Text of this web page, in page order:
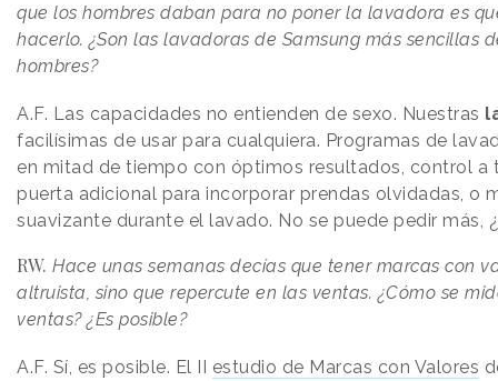
que los hombres daban para no poner la lavadora es
hacerlo. ¿Son las lavadoras de Samsung más sencillas
hombres?
A.F. L as capacidades no entienden de sexo. Nuestras
facilísimas de usar para cualquiera. Programas de
en mitad de tiempo con óptimos resultados, control a
puerta adicional para incorporar prendas olvidadas, o
suavizante durante el lavado. No se puede pedir más,
RW. Hace unas semanas decías que tener marcas con
altruista, sino que repercute en las ventas. ¿Cómo se
ventas? ¿Es posible?
A.F. Sí, es posible. El II estudio de Marcas con Valores